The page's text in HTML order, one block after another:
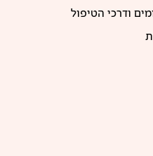
ודרכי הטיפול